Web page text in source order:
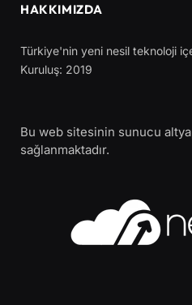
HAKKIMIZDA
Türkiye'nin yeni nesil teknoloji
Kuruluş: 2019
Bu web sitesinin sunucu
sağlanmaktadır.